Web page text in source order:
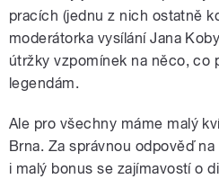
pracích (jednu z nich ostatně
moderátorka vysílání Jana
útržky vzpomínek na něco, co
legendám.
Ale pro všechny máme malý
Brna. Za správnou odpověď
i malý bonus se zajímavostí o